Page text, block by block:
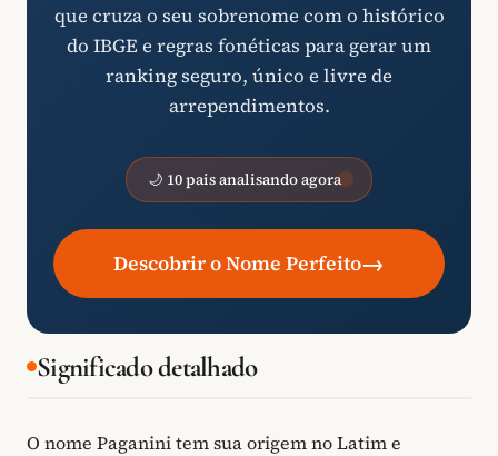
que cruza o seu sobrenome com o histórico
do IBGE e regras fonéticas para gerar um
ranking seguro, único e livre de
arrependimentos.
🌙 10 pais analisando agora
Descobrir o Nome Perfeito→
Significado detalhado
O nome Paganini tem sua origem no Latim e